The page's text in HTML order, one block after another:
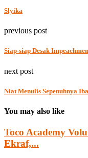
Slyika
previous post
Siap-siap Desak
next post
Niat Menulis Sepenuhnya
You may also like
Toco Academy
Ekraf,...